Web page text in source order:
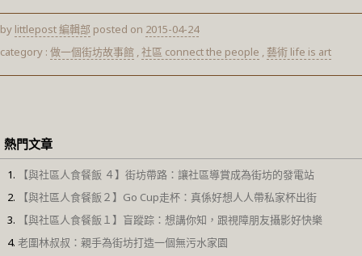
by littlepost 編輯部 posted on 2015-04-24
category : 做一個街坊故事館 ,社區 connect the people , 藝術 life is art
熱門文章
【與社區人食餐飯 ４】街坊帶路：讓社區導賞成為街坊的發電站
【與社區人食餐飯２】Go Cup走杯：真係好想人人帶私家杯出街
【與社區人食餐飯１】盲蹤踪：想講你知，跟視障朋友攝影好快樂
老圍林叔叔：親手為街坊打造一個無污水家園